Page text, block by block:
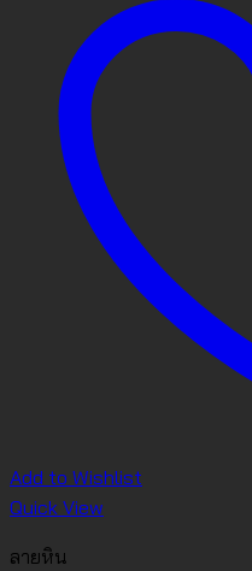
Add to Wishlist
Quick View
ลายหิน